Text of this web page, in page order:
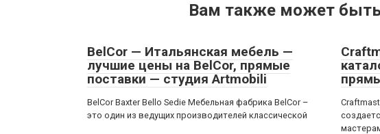
Вам также может быть
BelCor — Итальянская мебель —
лучшие цены на BelCor, прямые
поставки — студия Artmobili
BelCor Baxter Bello Sedie Мебельная фабрика BelCor –
это один из ведущих производителей классической